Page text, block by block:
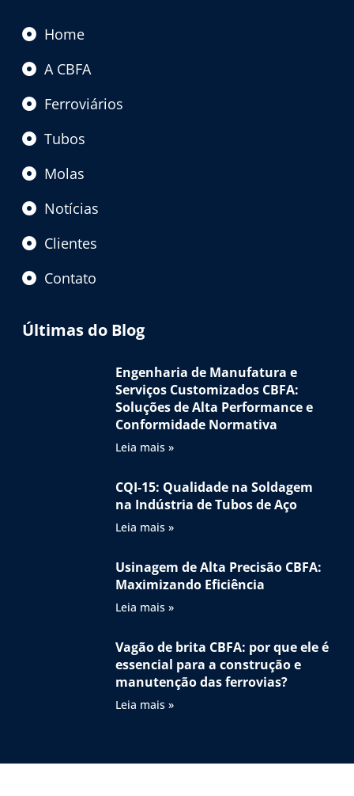
Home
A CBFA
Ferroviários
Tubos
Molas
Notícias
Clientes
Contato
Últimas do Blog
Engenharia de Manufatura e
Serviços Customizados CBFA:
Soluções de Alta Performance e
Conformidade Normativa
Leia mais »
CQI-15: Qualidade na Soldagem
na Indústria de Tubos de Aço
Leia mais »
Usinagem de Alta Precisão CBFA:
Maximizando Eficiência
Leia mais »
Vagão de brita CBFA: por que ele é
essencial para a construção e
manutenção das ferrovias?
Leia mais »